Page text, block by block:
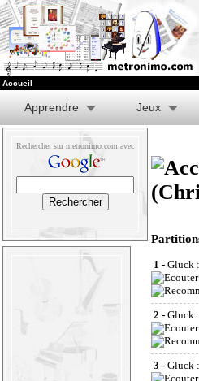
Accueil
Apprendre Jeux
Rechercher sur metronimo.com avec
1 - Gluck
2 - Gluck
3 - Gluck